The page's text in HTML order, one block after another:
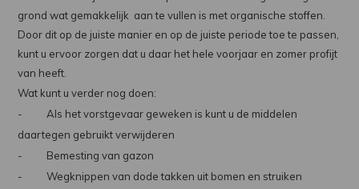
grond wat gemakkelijk aan te vullen is met organische stoffen.
Door dit op de juiste manier en op de juiste periode toe te passen,
kunt u ervoor zorgen dat u daar het hele voorjaar en zomer profijt
van heeft.
Wat kunt u verder nog doen:
- Als het vorstgevaar geweken is kunt u de middelen
daartegen gebruikt verwijderen
- Bemesting van gazon
- Wegknippen van dode takken uit bomen en struiken